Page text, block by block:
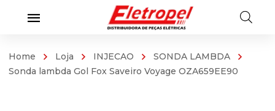
Home Loja INJECAO
SONDA LAMBDA
Sonda lambda Gol Fox Saveiro Voyage OZA659EE90